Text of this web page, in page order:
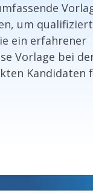
um
ein erfahrener
Vorlage bei
Kandidaten